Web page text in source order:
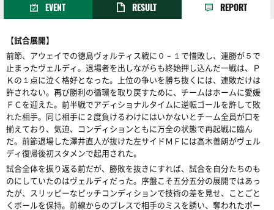
EVENT RESULT REPORT
【試合展開】
前節、アウェイでの徳島ヴォルティス戦に０－１で惜敗し、連勝が５で
止まったヴェルディ。退場者を出しながらも終始押し込んだ一戦は、Ｐ
Ｋの１点に泣く格好となった。上位の争いを勝ち抜くには、連敗だけは
許されない。再び勝利の循環を取り戻すために、チームはホームに愛媛
ＦＣを迎えた。前半戦でアディショナルタイムに逆転ゴールを許して敗
れた相手。同じ相手に２度負けるわけにはいかないとチーム全員が口を
揃えており、気迫、コンディションともに万全の状態で再起戦に臨ん
だ。前節退場した澤井直人が抜けた左サイドＭＦには高木善朗がヴェル
ディ復帰後初スタメンで起用された。
試合全体を振り返る前だが、勝敗を抜きにすれば、試合を自分たちのも
のにしていたのはヴェルディだった。序盤こそ五分五分の展開ではあっ
たが、スリッピーなピッチコンディションで技術の差を見せ、ことごと
くボールを保持。前線からのプレスで相手のミスを誘い、奪われたボー